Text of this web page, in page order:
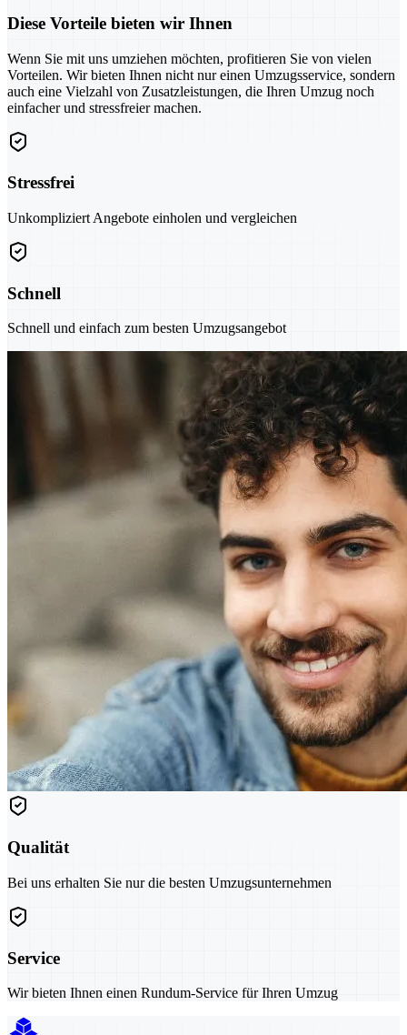
Diese Vorteile bieten wir Ihnen
Wenn Sie mit uns umziehen möchten, profitieren Sie von vielen
Vorteilen. Wir bieten Ihnen nicht nur einen Umzugsservice, sondern
auch eine Vielzahl von Zusatzleistungen, die Ihren Umzug noch
einfacher und stressfreier machen.
Stressfrei
Unkompliziert Angebote einholen und vergleichen
Schnell
Schnell und einfach zum besten Umzugsangebot
Qualität
Bei uns erhalten Sie nur die besten Umzugsunternehmen
Service
Wir bieten Ihnen einen Rundum-Service für Ihren Umzug